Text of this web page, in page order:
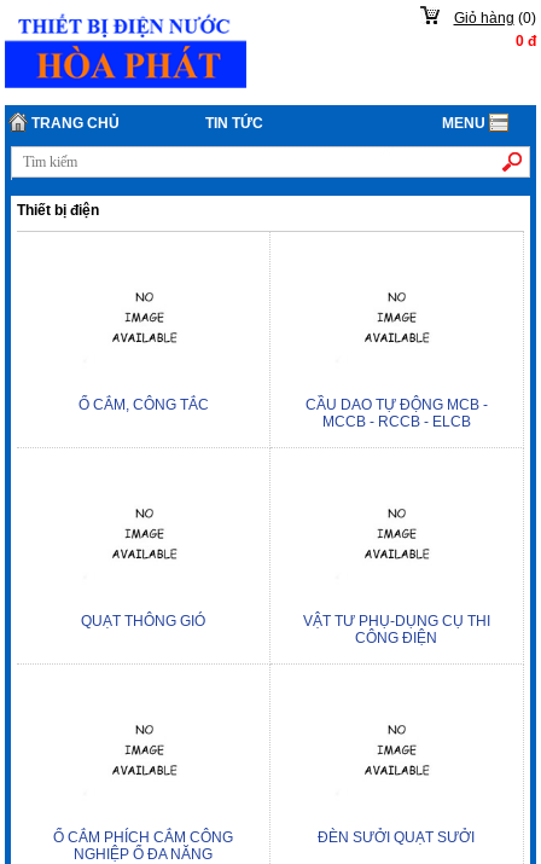
Giỏ hàng (0)
0đ
TRANG CHỦ TIN TỨC MENU
Thiết bị điện
Ổ CẮM, CÔNG TẮC
CẦU DAO TỰ ĐỘNG MCB -
MCCB - RCCB - ELCB
QUẠT THÔNG GIÓ
VẬT TƯ PHỤ-DỤNG CỤ THI
CÔNG ĐIỆN
Ổ CẮM PHÍCH CẮM CÔNG
NGHIỆP Ổ ĐA NĂNG
ĐÈN SƯỞI QUẠT SƯỞI